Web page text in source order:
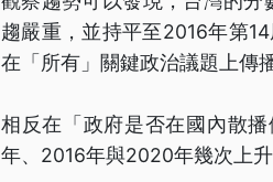
趨嚴重，並持平至2016年第
在「所有」關鍵政治議題上傳
相反在「政府是否在國內散
年、2016年與2020年幾次上